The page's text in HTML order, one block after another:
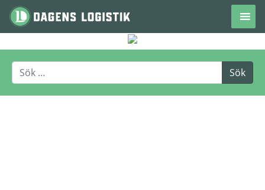
Hoppa till innehåll